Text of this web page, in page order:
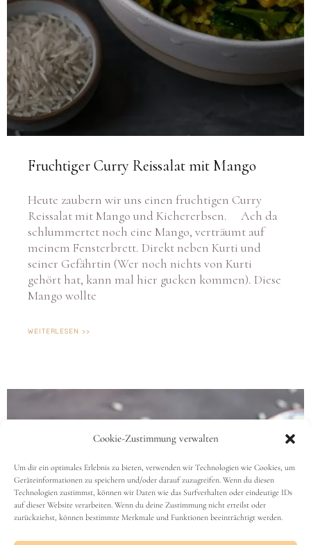
Cookie-Zustimmung verwalten
Um dir ein optimales Erlebnis zu bieten, verwenden wir Technologien wie Cookies, um
Geräteinformationen zu speichern und/oder darauf zuzugreifen. Wenn du diesen
Technologien zustimmst, können wir Daten wie das Surfverhalten oder eindeutige IDs
auf dieser Website verarbeiten. Wenn du deine Zustimmung nicht erteilst oder
zurückziehst, können bestimmte Merkmale und Funktionen beeinträchtigt werden.
Fruchtiger Curry Reissalat mit Mango
Heute zaubern wir uns einen fruchtigen Curry
Reissalat mit Mango und Kichererbsen. Ach da
schlummertet noch eine Mango, verträumt auf
meinem Fensterbrett. Direkt neben Kurti und
seiner Gefährtin (Wer noch nichts von Kurti
gehört hat, kann mal hier gucken kommen). Diese
Mango wollte
WEITERLESEN >>